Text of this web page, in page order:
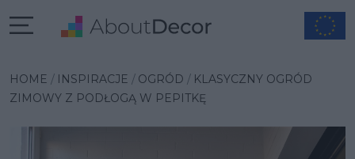
HOME INSPIRACJE OGRÓD
KLASYCZNY OGRÓD
ZIMOWY Z PODŁOGĄ W PEPITKĘ